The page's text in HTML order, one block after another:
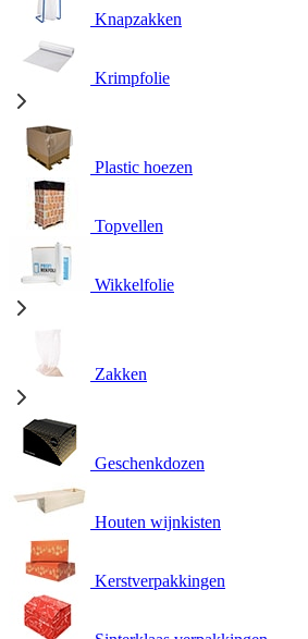
Knapzakken
Krimpfolie
Plastic hoezen
Topvellen
Wikkelfolie
Zakken
Geschenkdozen
Houten wijnkisten
Kerstverpakkingen